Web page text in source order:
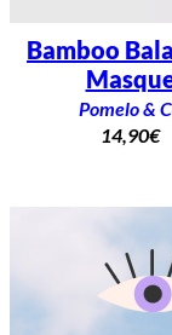
Bamboo
Pomelo &
14,90€